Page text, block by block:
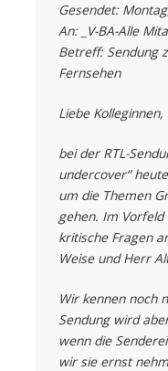
Gesendet:
An: _V-BA-Alle
Betreff: Sendung
Fernsehen
Liebe
bei der RTL-
undercover“
um die Themen
gehen. Im
kritische Fragen
Weise und Herr
Wir kennen noch
Sendung wird
wenn die
wir sie ernst